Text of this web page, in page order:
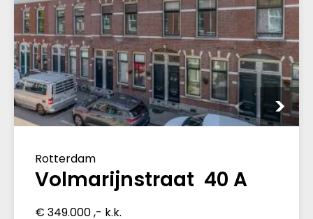
Rotterdam
Volmarijnstraat 40 A
€ 349.000 ,- k.k.